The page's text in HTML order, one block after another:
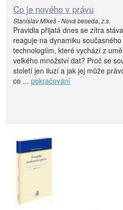
Co je nového v právu
Stanislav Mikeš - Nová beseda, z.s.
Pravidla přijatá dnes se zítra
reaguje na dynamiku
technologiím, které vychází z
velkého množství dat? Proč se
století jen iluzí a jak jej může
co ... pokračování